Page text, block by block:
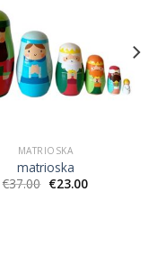
MATRIOSKA
matrioska
€37.00 €23.00